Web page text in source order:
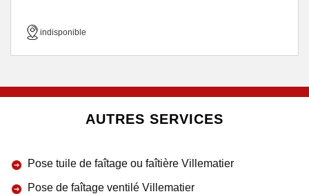
indisponible
AUTRES SERVICES
Pose tuile de faîtage ou faîtière Villematier
Pose de faîtage ventilé Villematier